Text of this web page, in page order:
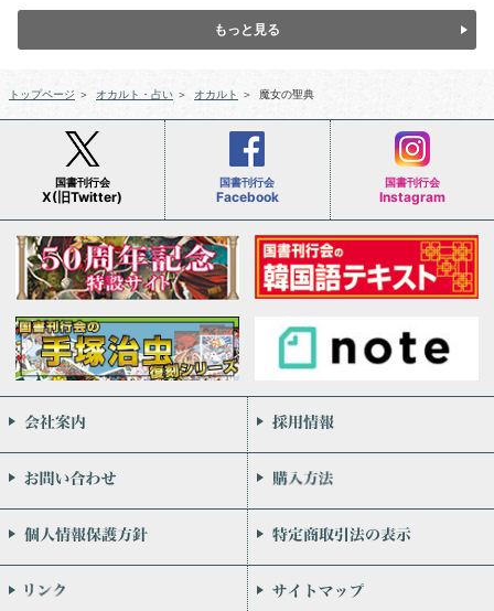
もっと見る
トップページ ＞ オカルト・占い ＞ オカルト ＞ 魔女の聖典
国書刊行会
X(旧Twitter)
国書刊行会
Facebook
国書刊行会
Instagram
会社案内
お問い合わせ
個人情報保護方針
リンク